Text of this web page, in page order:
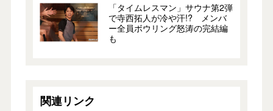
「タイムレスマン」サウナ第2弾
で寺西拓人が冷や汗!? メンバ
ー全員ボウリング怒涛の完結編
も
関連リンク